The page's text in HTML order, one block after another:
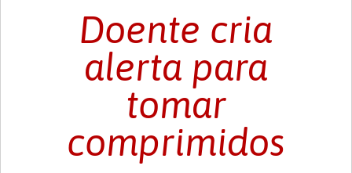
Doente cria
alerta para
tomar
comprimidos